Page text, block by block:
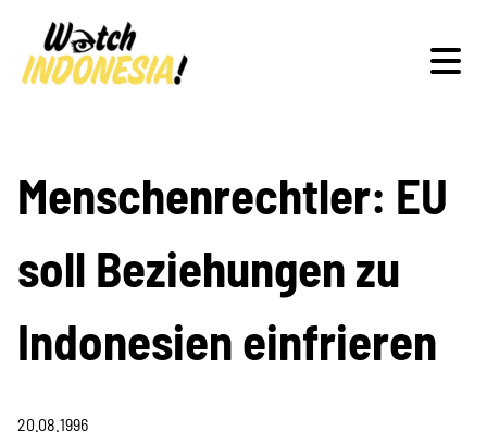
Schwerpunkte
Veranstaltungen
Menschenrechtler: EU
soll Beziehungen zu
Indonesien einfrieren
20.08.1996